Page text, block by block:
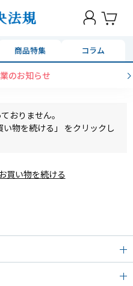
商品特集 コラム
のお知らせ
おりません。
物を続ける」 をクリックし
買い物を続ける